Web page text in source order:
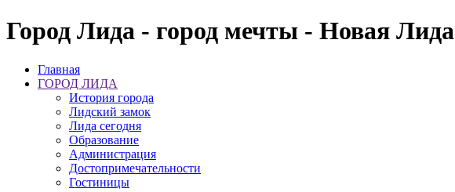
Город Лида - город мечты - Новая Лида
Главная
ГОРОД ЛИДА
История города
Лидский замок
Лида сегодня
Образование
Администрация
Достопримечательности
Гостиницы